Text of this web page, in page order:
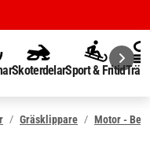
SkoterdelarSport & Fritid
Gräsklippare Motor -